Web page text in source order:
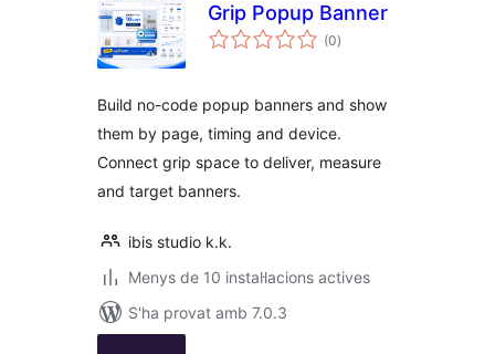
Grip Popup Banner
(0puntuacions
totals
)
Build no-code popup banners and show
them by page, timing and device.
Connect grip space to deliver, measure
and target banners.
ibis studio k.k.
Menys de 10 instal·lacions actives
S'ha provat amb 7.0.3